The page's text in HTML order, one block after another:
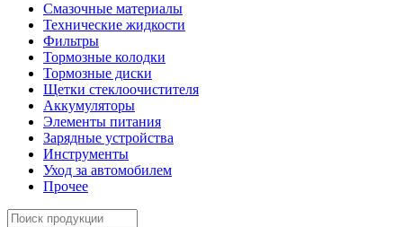
Смазочные материалы
Технические жидкости
Фильтры
Тормозные колодки
Тормозные диски
Щетки стеклоочистителя
Аккумуляторы
Элементы питания
Зарядные устройства
Инструменты
Уход за автомобилем
Прочее